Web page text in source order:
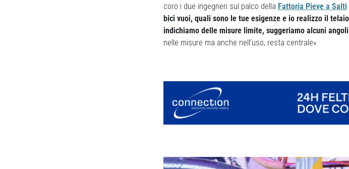
coro i due ingegneri sul palco della Fattoria Pieve a Salti
bici vuoi, quali sono le tue esigenze e io realizzo il
indichiamo delle misure limite, suggeriamo alcuni
nelle misure ma anche nell’uso, resta centrale».